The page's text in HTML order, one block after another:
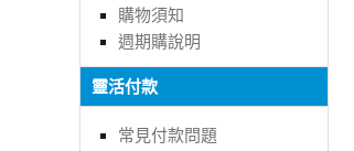
購物須知
週期購說明
靈活付款
常見付款問題